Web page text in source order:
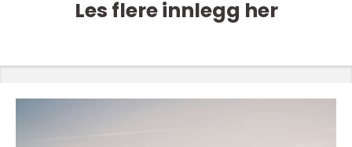
Les flere innlegg her